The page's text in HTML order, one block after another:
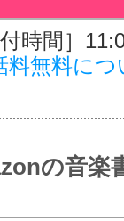
付時間］
料無料につ
の音楽